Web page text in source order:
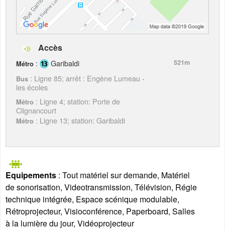
Accès
Métro : Garibaldi
521m
Bus : Ligne 85; arrêt : Engène Lumeau -
les écoles
Métro : Ligne 4; station: Porte de
Clignancourt
Métro : Ligne 13; station: Garibaldi
Equipements : Tout matériel sur demande, Matériel
de sonorisation, Videotransmission, Télévision, Régie
technique intégrée, Espace scénique modulable,
Rétroprojecteur, Visioconférence, Paperboard, Salles
à la lumière du jour, Vidéoprojecteur